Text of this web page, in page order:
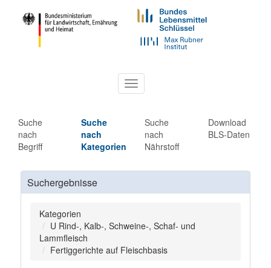
Toggle
navigation
Suche
nach
Begriff
Suche
nach
Kategorien
Suche
nach
Nährstoff
Download
BLS-Daten
Suchergebnisse
Kategorien
U Rind-, Kalb-, Schweine-, Schaf- und
Lammfleisch
Fertiggerichte auf Fleischbasis